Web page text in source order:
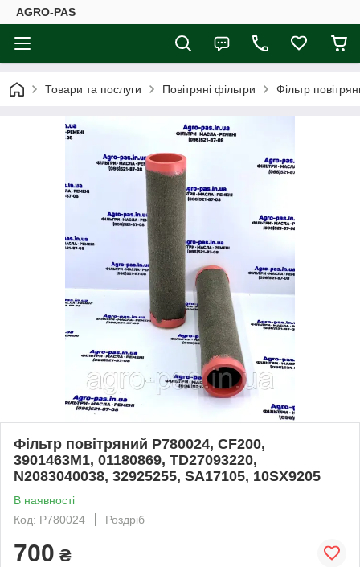
AGRO-PAS
Товари та послуги Повітряні фільтри Фільтр
Фільтр повітряний P780024, CF200,
3901463M1, 01180869, TD27093220,
N2083040038, 32925255, SA17105, 10SX9205
В наявності
Код: P780024
Роздріб
700 ₴